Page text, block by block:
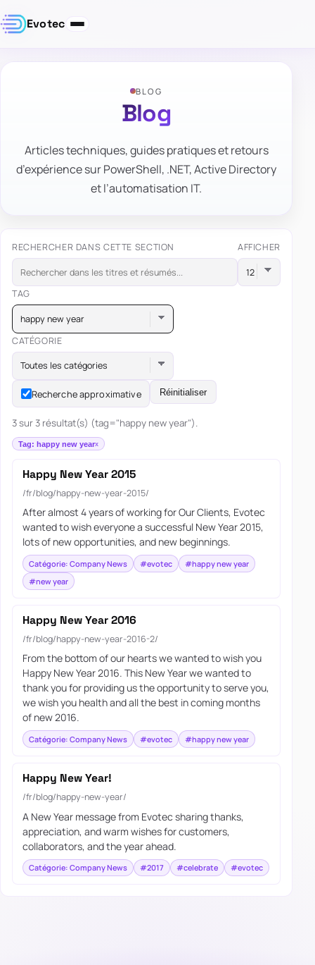
Evotec
BLOG
Blog
Articles techniques, guides pratiques et retours
d’expérience sur PowerShell, .NET, Active Directory
et l’automatisation IT.
RECHERCHER DANS CETTE SECTION AFFICHER
TAG
happy new year
CATÉGORIE
Toutes les catégories
Recherche approximative Réinitialiser
3 sur 3 résultat(s) (tag="happy new year").
Tag: happy new year
Happy New Year 2015
/fr/blog/happy-new-year-2015/
After almost 4 years of working for Our Clients, Evotec
wanted to wish everyone a successful New Year 2015,
lots of new opportunities, and new beginnings.
Catégorie: Company News #evotec
#happy new year
#new year
Happy New Year 2016
/fr/blog/happy-new-year-2016-2/
From the bottom of our hearts we wanted to wish you
Happy New Year 2016. This New Year we wanted to
thank you for providing us the opportunity to serve you,
we wish you health and all the best in coming months
of new 2016.
Catégorie: Company News #evotec #happy new year
Happy New Year!
/fr/blog/happy-new-year/
A New Year message from Evotec sharing thanks,
appreciation, and warm wishes for customers,
collaborators, and the year ahead.
Catégorie: Company News #2017 #celebrate #evotec